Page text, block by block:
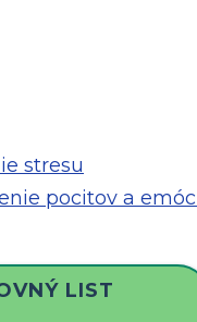
stresu
pocitov a
LIST